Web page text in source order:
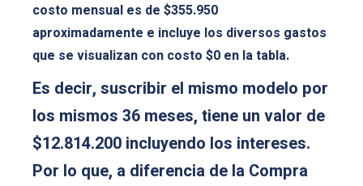
costo mensual es de $355.950
aproximadamente e incluye los diversos gastos
que se visualizan con costo $0 en la tabla.
Es decir, suscribir el mismo modelo por
los mismos 36 meses, tiene un valor de
$12.814.200 incluyendo los intereses.
Por lo que, a diferencia de la Compra